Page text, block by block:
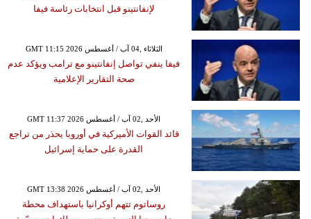
لإنفانتينو قبل انتخابات رئاسة فيفا
GMT 11:15 2026 الثلاثاء ,04 آب / أغسطس
فيفا ينفي تواصل إنفانتينو مع ترامب ويؤكد عدم
صحة التقارير الإعلامية
GMT 11:37 2026 الأحد ,02 آب / أغسطس
قائد القوات الأميركية في أوروبا يحذر من تراجع
القدرة على حماية إسرائيل
GMT 13:38 2026 الأحد ,02 آب / أغسطس
روساتوم تتهم أوكرانيا باستهداف محطة